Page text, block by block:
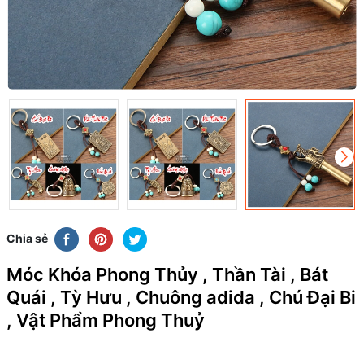
Chia sẻ
Móc Khóa Phong Thủy , Thần Tài , Bát
Quái , Tỳ Hưu , Chuông adida , Chú Đại Bi
, Vật Phẩm Phong Thuỷ